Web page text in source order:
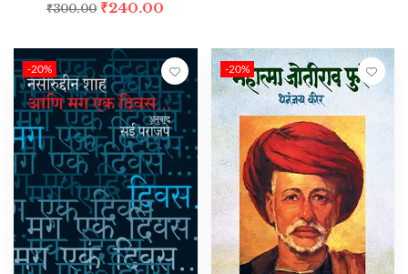
₹300.00 ₹240.00
-20% -20%